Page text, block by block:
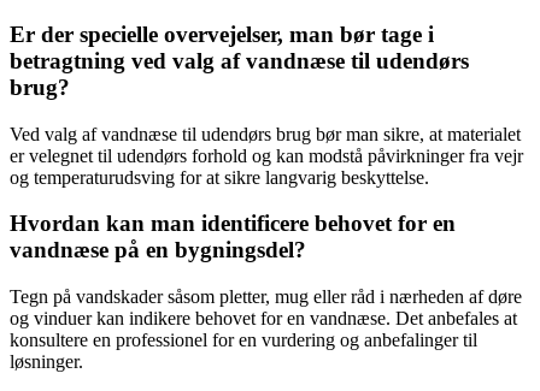
Er der specielle overvejelser, man bør tage i
betragtning ved valg af vandnæse til udendørs
brug?
Ved valg af vandnæse til udendørs brug bør man sikre, at materialet
er velegnet til udendørs forhold og kan modstå påvirkninger fra vejr
og temperaturudsving for at sikre langvarig beskyttelse.
Hvordan kan man identificere behovet for en
vandnæse på en bygningsdel?
Tegn på vandskader såsom pletter, mug eller råd i nærheden af døre
og vinduer kan indikere behovet for en vandnæse. Det anbefales at
konsultere en professionel for en vurdering og anbefalinger til
løsninger.